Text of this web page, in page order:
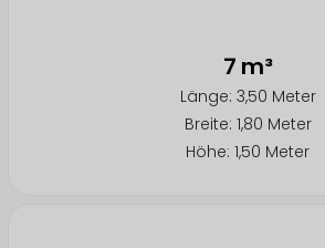
7 m³
Länge: 3,50 Meter
Breite: 1,80 Meter
Höhe: 1,50 Meter